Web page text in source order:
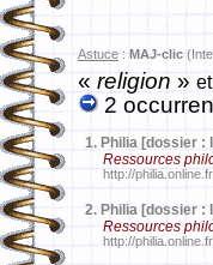
Astuce : MAJ-clic
«religion» et
2
1. Philia [dossier :
Ressources
http://philia.online.fr/
2. Philia [dossier :
Ressources
http://philia.online.fr/